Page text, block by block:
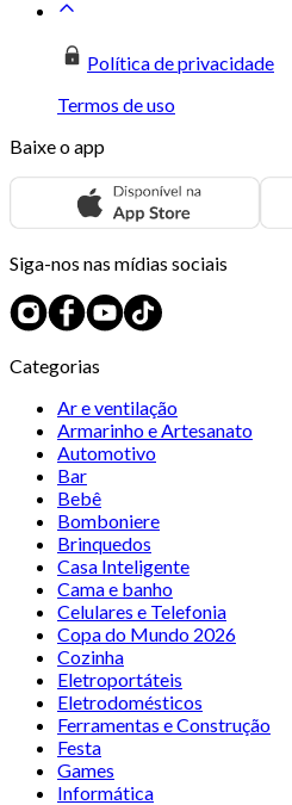
Política de privacidade
Termos de uso
Baixe o app
Siga-nos nas mídias sociais
Categorias
Ar e ventilação
Armarinho e Artesanato
Automotivo
Bar
Bebê
Bomboniere
Brinquedos
Casa Inteligente
Cama e banho
Celulares e Telefonia
Copa do Mundo 2026
Cozinha
Eletroportáteis
Eletrodomésticos
Ferramentas e Construção
Festa
Games
Informática